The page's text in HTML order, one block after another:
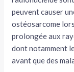
peuvent causer
ostéosarcome
prolongée aux
dont notamment
avant que des